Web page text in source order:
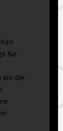
für
wir die